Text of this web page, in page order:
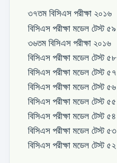
৩৭তম বিসিএস পরীক্ষা ২০১৬
বিসিএস পরীক্ষা মডেল টেস্ট ৫৯
৩৬তম বিসিএস পরীক্ষা ২০১৬
বিসিএস পরীক্ষা মডেল টেস্ট ৫৮
বিসিএস পরীক্ষা মডেল টেস্ট ৫৭
বিসিএস পরীক্ষা মডেল টেস্ট ৫৬
বিসিএস পরীক্ষা মডেল টেস্ট ৫৫
বিসিএস পরীক্ষা মডেল টেস্ট ৫৪
বিসিএস পরীক্ষা মডেল টেস্ট ৫৩
বিসিএস পরীক্ষা মডেল টেস্ট ৫২